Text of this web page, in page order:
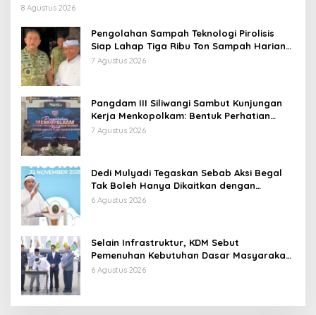
Langsung Ganti
8 Agustus 2026
Pengolahan Sampah Teknologi Pirolisis
Siap Lahap Tiga Ribu Ton Sampah Harian
Jawa Barat
7 Agustus 2026
Pangdam III Siliwangi Sambut Kunjungan
Kerja Menkopolkam: Bentuk Perhatian
Pemerintah
7 Agustus 2026
Dedi Mulyadi Tegaskan Sebab Aksi Begal
Tak Boleh Hanya Dikaitkan dengan
Ekonomi
6 Agustus 2026
Selain Infrastruktur, KDM Sebut
Pemenuhan Kebutuhan Dasar Masyarakat
Jadi Fokus APBD Jabar 2027
6 Agustus 2026